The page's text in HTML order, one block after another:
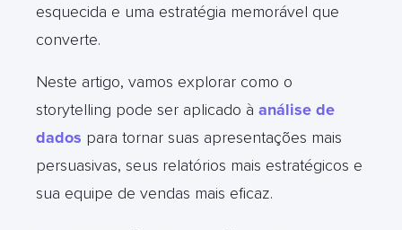
esquecida e uma estratégia memorável que
converte.
Neste artigo, vamos explorar como o
storytelling pode ser aplicado à análise de
dados para tornar suas apresentações mais
persuasivas, seus relatórios mais estratégicos e
sua equipe de vendas mais eficaz.